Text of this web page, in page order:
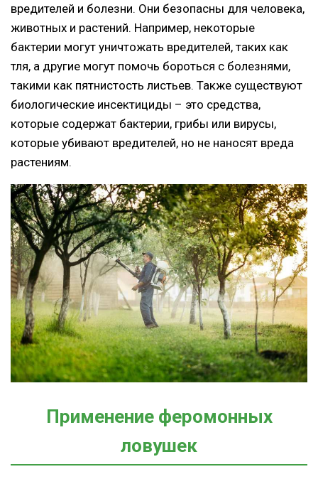
вредителей и болезни. Они безопасны для человека,
животных и растений. Например, некоторые
бактерии могут уничтожать вредителей, таких как
тля, а другие могут помочь бороться с болезнями,
такими как пятнистость листьев. Также существуют
биологические инсектициды – это средства,
которые содержат бактерии, грибы или вирусы,
которые убивают вредителей, но не наносят вреда
растениям.
Применение феромонных
ловушек